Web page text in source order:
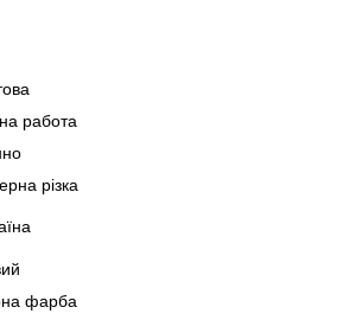
работа
різка
фарба